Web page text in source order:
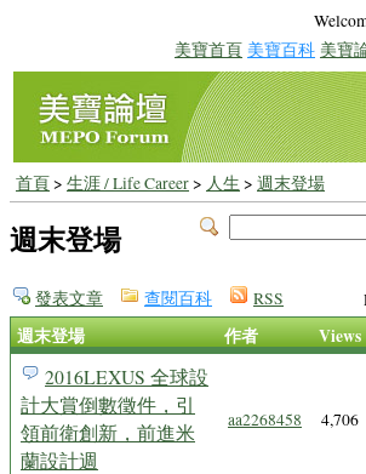
美寶首頁 美寶百科 美寶
首頁> 生涯 / Life Career> 人生 > 週末登場
週末登場
發表文章 查閱百科 RSS
週末登場 作者 Views
2016LEXUS 全球設
計大賞倒數徵件，引
領前衛創新，前進米
蘭設計週
aa2268458 4,706